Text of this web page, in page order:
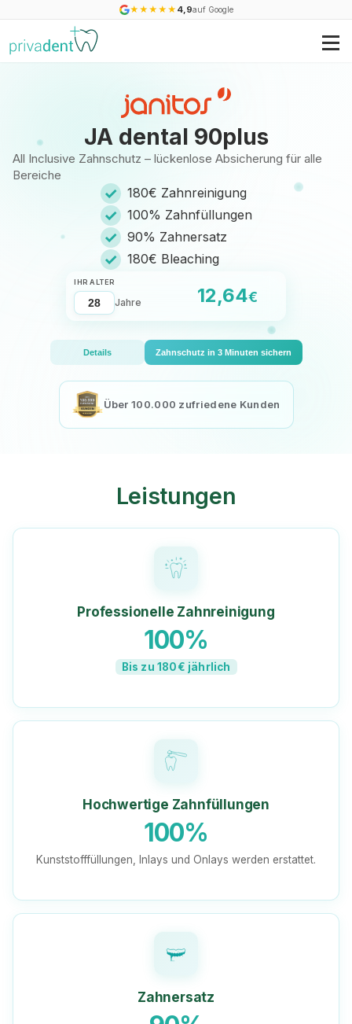
★ ★ ★ ★ ★ 4,9auf Google
JA dental 90plus
All Inclusive Zahnschutz – lückenlose Absicherung für alle
Bereiche
✓ 180€ Zahnreinigung
✓ 100% Zahnfüllungen
✓ 90% Zahnersatz
✓ 180€ Bleaching
IHR ALTER
Jahre 12,64€
Details Zahnschutz in 3 Minuten sichern
Über 100.000 zufriedene Kunden
Leistungen
Professionelle Zahnreinigung
100%
Bis zu 180€ jährlich
Hochwertige Zahnfüllungen
100%
Kunststofffüllungen, Inlays und Onlays werden erstattet.
Zahnersatz